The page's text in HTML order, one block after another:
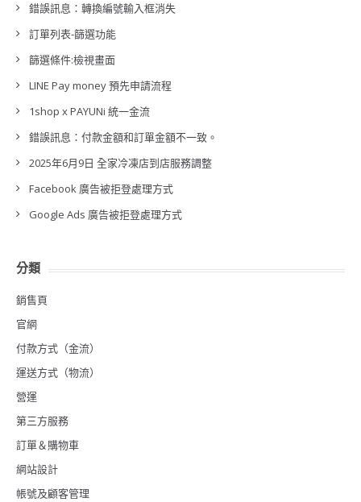
錯誤訊息：轉換編號輸入框消失
訂單列表-篩選功能
篩選條件:檢視畫面
LINE Pay money 預先申請流程
1shop x PAYUNi 統一金流
錯誤訊息：付款金額和訂單金額不一致。
2025年6月9日 全家冷凍店到店服務調整
Facebook 廣告被拒登處理方式
Google Ads 廣告被拒登處理方式
分類
銷售頁
官網
付款方式（金流）
運送方式（物流）
營運
第三方服務
訂單＆購物車
網站設計
帳號及顧客管理